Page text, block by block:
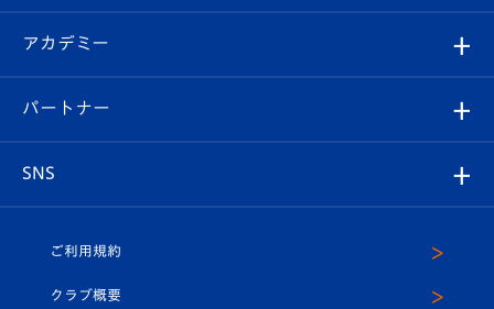
イベント
メディア
ホームタウン
スタッフプロフィール
マスコット紹介
Revive Team
ヴィヴィくんの長崎おもてなしガイド
フォトギャラリー
スタジアムグルメ
V-LOVERS（ファンクラブ）
プレイヤーズスイート
オンラインショップ
店舗情報
アカデミー
育成からのお知らせ
U-18
パートナー
SNS
ヴィヴィくんインスタグラム
ご利用規約
クラブ概要